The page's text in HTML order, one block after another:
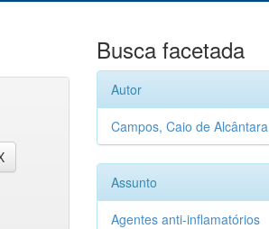
Busca facetada
Autor
Campos, Caio de Alcântara
Assunto
Agentes anti-inflamatórios